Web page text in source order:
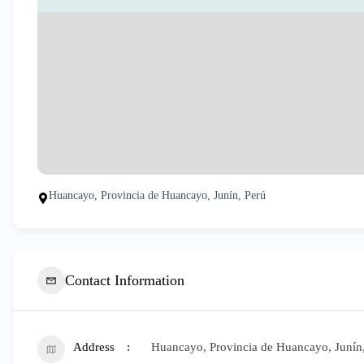
Huancayo, Provincia de Huancayo, Junín, Perú
Contact Information
Address Huancayo, Provincia de Huancayo,